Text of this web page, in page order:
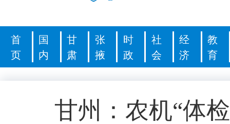
首
页
国
内
甘
肃
张
掖
时
政
社
会
经
济
教
育
甘州：农机“体